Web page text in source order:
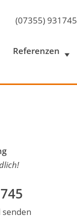
(07355) 931745
Referenzen
senden